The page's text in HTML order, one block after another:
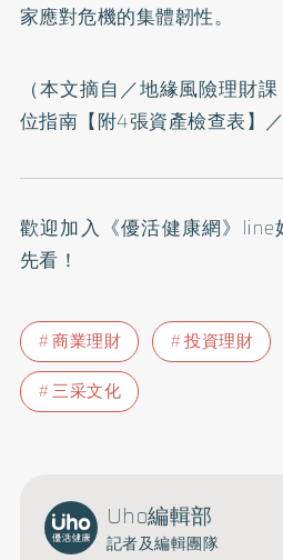
家應對危機的集體韌性。
（本文摘自／地緣風險理財
位指南【附4張資產檢查表】
歡迎加入 《優活健康網》line
先看！
商業理財 投資理財
三采文化
Uho編輯部
記者及編輯團隊